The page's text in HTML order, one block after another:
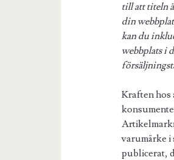
till att titeln
din
kan du
webbplats i
Kraften hos
varumärke
publicerat,